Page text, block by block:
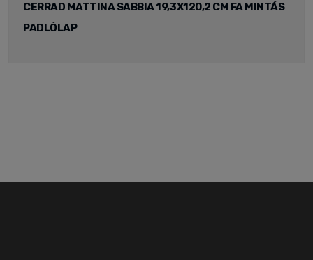
CERRAD MATTINA SABBIA 19,3X120,2 CM FA MINTÁS
PADLÓLAP